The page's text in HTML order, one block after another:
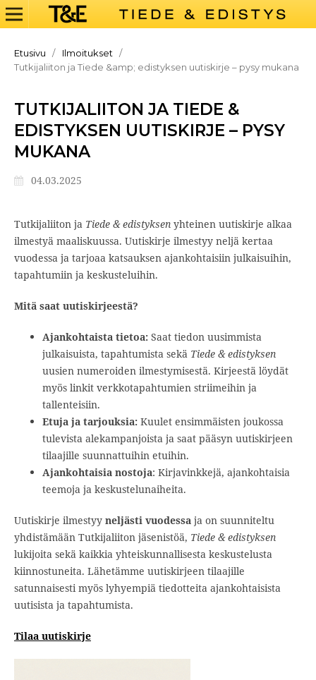
Etusivu / Ilmoitukset
/
Tutkijaliiton ja Tiede &amp; edistyksen uutiskirje – pysy mukana
TUTKIJALIITON JA TIEDE &
EDISTYKSEN UUTISKIRJE – PYSY
MUKANA
04.03.2025
Tutkijaliiton ja Tiede & edistyksenyhteinen uutiskirje alkaa
ilmestyä maaliskuussa. Uutiskirje ilmestyy neljä kertaa
vuodessa ja tarjoaa katsauksen ajankohtaisiin julkaisuihin,
tapahtumiin ja keskusteluihin.
Mitä saat uutiskirjeestä?
Ajankohtaista tietoa:Saat tiedon uusimmista
julkaisuista, tapahtumista sekä Tiede & edistyksen
uusien numeroiden ilmestymisestä. Kirjeestä löydät
myös linkit verkkotapahtumien striimeihin ja
tallenteisiin.
Etuja ja tarjouksia:Kuulet ensimmäisten joukossa
tulevista alekampanjoista ja saat pääsyn uutiskirjeen
tilaajille suunnattuihin etuihin.
Ajankohtaisia nostoja: Kirjavinkkejä, ajankohtaisia
teemoja ja keskustelunaiheita.
Uutiskirje ilmestyy neljästi vuodessa ja on suunniteltu
yhdistämään Tutkijaliiton jäsenistöä, Tiede & edistyksen
lukijoita sekä kaikkia yhteiskunnallisesta keskustelusta
kiinnostuneita. Lähetämme uutiskirjeen tilaajille
satunnaisesti myös lyhyempiä tiedotteita ajankohtaisista
uutisista ja tapahtumista.
Tilaa uutiskirje